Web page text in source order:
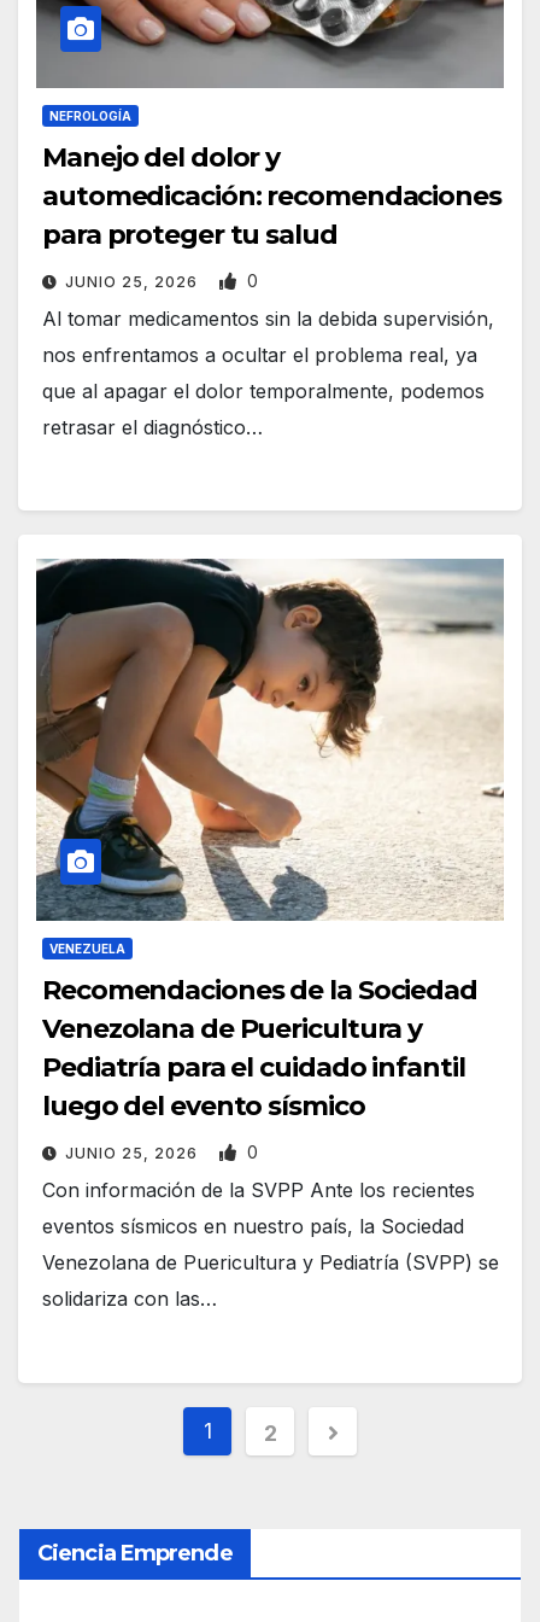
NEFROLOGÍA
Manejo del dolor y
automedicación: recomendaciones
para proteger tu salud
JUNIO 25, 2026 0
Al tomar medicamentos sin la debida supervisión,
nos enfrentamos a ocultar el problema real, ya
que al apagar el dolor temporalmente, podemos
retrasar el diagnóstico…
VENEZUELA
Recomendaciones de la Sociedad
Venezolana de Puericultura y
Pediatría para el cuidado infantil
luego del evento sísmico
JUNIO 25, 2026 0
Con información de la SVPP Ante los recientes
eventos sísmicos en nuestro país, la Sociedad
Venezolana de Puericultura y Pediatría (SVPP) se
solidariza con las…
g
i
1 2
Ciencia Emprende